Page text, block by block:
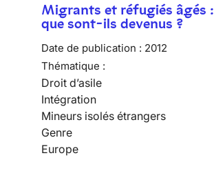
Migrants et réfugiés âgés :
que sont-ils devenus ?
Date de publication : 2012
Thématique :
Droit d’asile
Intégration
Mineurs isolés étrangers
Genre
Europe